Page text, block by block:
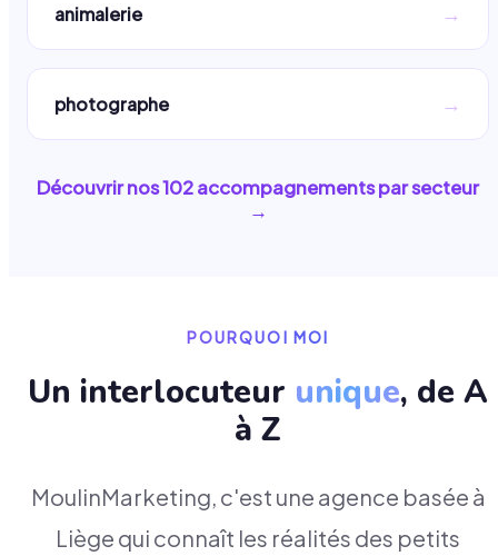
animalerie →
photographe →
Découvrir nos102accompagnements par secteur
→
POURQUOI MOI
Un interlocuteur unique, de A
à Z
MoulinMarketing, c'est une agence basée à
Liège qui connaît les réalités des petits